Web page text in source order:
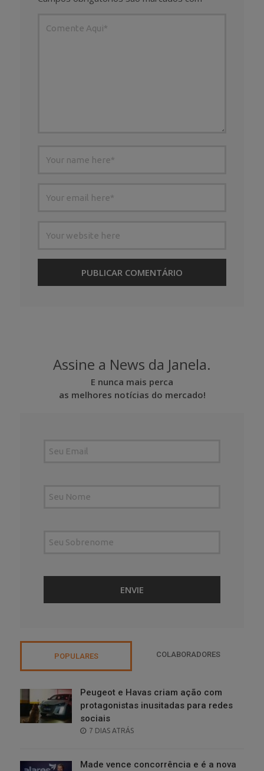
Assine a News da Janela.
E nunca mais perca
as melhores notícias do mercado!
POPULARES COLABORADORES
Peugeot e Havas criam ação com
protagonistas inusitadas para redes
sociais
POSTED
7 DIAS ATRÁS
Made vence concorrência e é a nova